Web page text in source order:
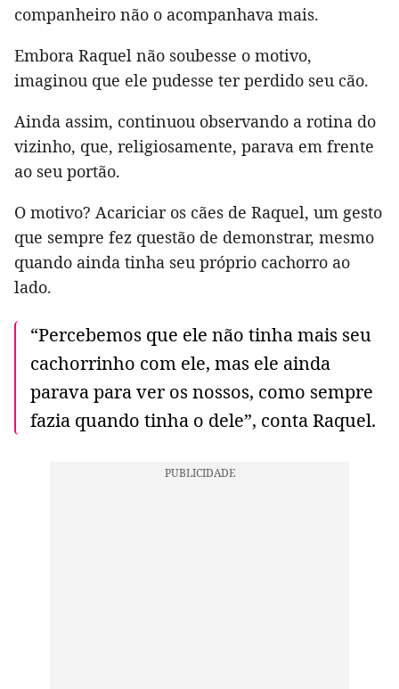
companheiro não o acompanhava mais.
Embora Raquel não soubesse o motivo,
imaginou que ele pudesse ter perdido seu cão.
Ainda assim, continuou observando a rotina do
vizinho, que, religiosamente, parava em frente
ao seu portão.
O motivo? Acariciar os cães de Raquel, um gesto
que sempre fez questão de demonstrar, mesmo
quando ainda tinha seu próprio cachorro ao
lado.
“Percebemos que ele não tinha mais seu
cachorrinho com ele, mas ele ainda
parava para ver os nossos, como sempre
fazia quando tinha o dele”, conta Raquel.